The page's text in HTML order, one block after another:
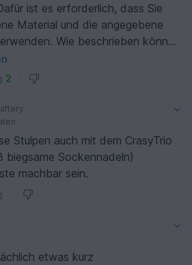
ist es erforderlich, dass Sie
Material und die angegebene
Wie beschrieben können
Nadelstärke 6 und 7 variieren,
Reihen- und Maschenzahlen
3 Nadeln verteilt sind. Dies
Übersicht, da somit alle Maschen
auf der 1. Nadel liegen. Die
Innenhand sind gleichmäßig auf
aufgeteilt.
2
Stulpen auch mit dem CrasyTrio
biegsame Sockennadeln)
machbar sein.
etwas kurz